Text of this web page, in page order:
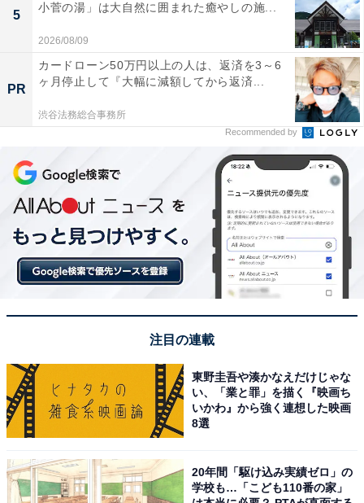
5
小菅の湯」は大自然に囲まれた癒やしの施...
2026/08/09
PR
カードローン50万円以上の人は、返済を3～6
ヶ月停止して『大幅に減額してから返済...
渋谷法務総合事務所
Recommended by
注目の連載
東野圭吾や湊かなえだけじゃな
い、「業と罪」を描く『映画ち
いかわ』から強く連想した映画
8選
20年間「駆け込み実績ゼロ」の
学校も…「こども110番の家」